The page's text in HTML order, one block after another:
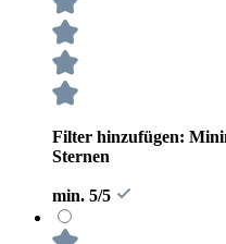
Filter hinzufügen:
Sternen
min. 5/5